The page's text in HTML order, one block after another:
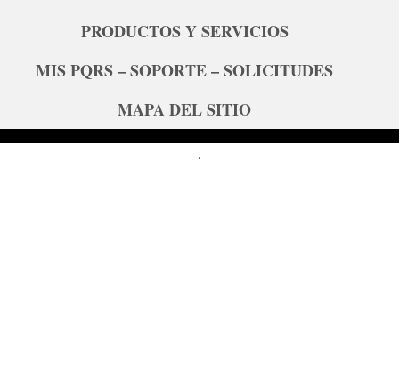
PRODUCTOS Y SERVICIOS
MIS PQRS – SOPORTE – SOLICITUDES
MAPA DEL SITIO
.